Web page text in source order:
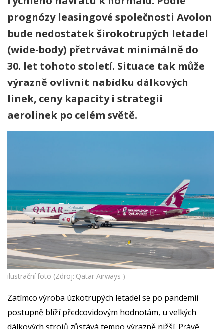
prognózy leasingové společnosti Avolon
bude nedostatek širokotrupých letadel
(wide-body) přetrvávat minimálně do
30. let tohoto století. Situace tak může
výrazně ovlivnit nabídku dálkových
linek, ceny kapacity i strategii
aerolinek po celém světě.
ilustrační foto (Zdroj: Qatar Airways )
Zatímco výroba úzkotrupých letadel se po pandemii
postupně blíží předcovidovým hodnotám, u velkých
dálkových strojů zůstává tempo výrazně nižší. Právě